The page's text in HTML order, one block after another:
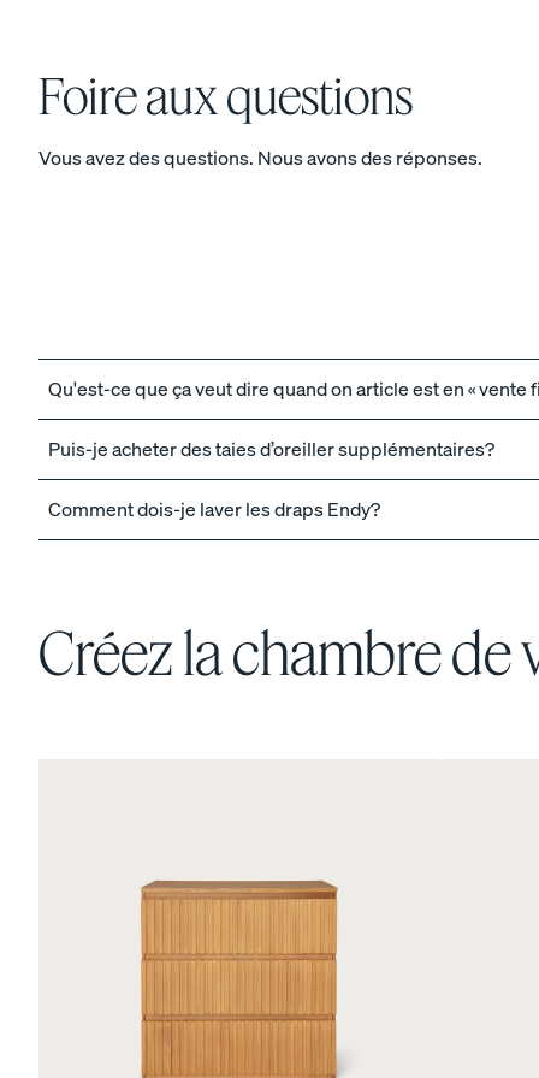
enfants
Voir tous les ensembles
Meilleurs ensembles de
Ensembles de literie pour
enfants
Ensemble de literie
armure satin
Foire aux questions
Vous avez des questions. Nous avons des réponses.
Qu'est-ce que ça veut dire quand on article est en « vente
Puis-je acheter des taies d’oreiller supplémentaires?
Comment dois-je laver les draps Endy?
Créez la chambre de